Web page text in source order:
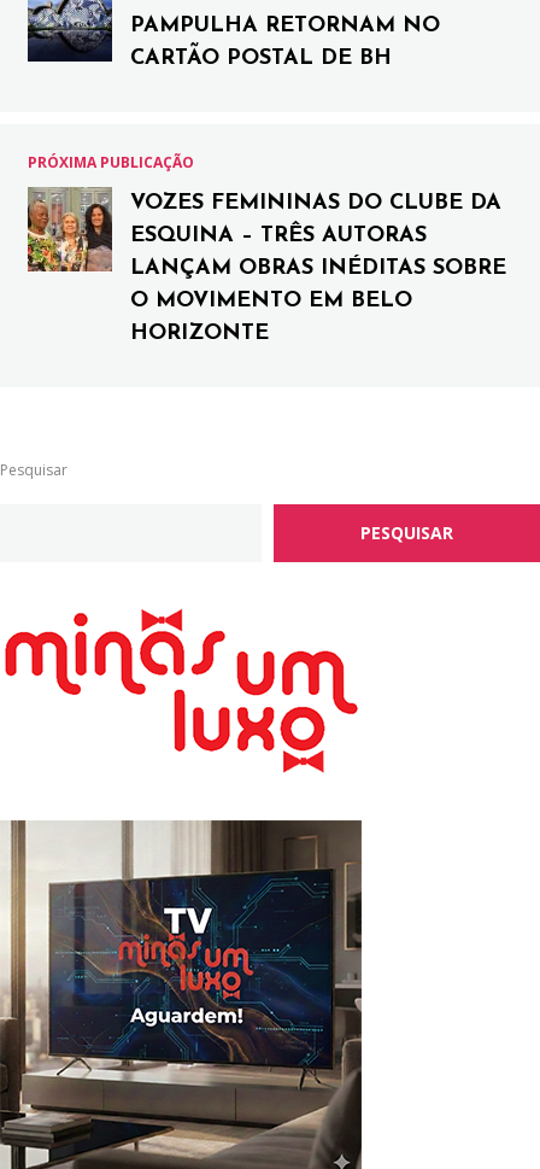
PAMPULHA RETORNAM NO
CARTÃO POSTAL DE BH
PRÓXIMA PUBLICAÇÃO
VOZES FEMININAS DO CLUBE DA
ESQUINA – TRÊS AUTORAS
LANÇAM OBRAS INÉDITAS SOBRE
O MOVIMENTO EM BELO
HORIZONTE
Pesquisar
PESQUISAR